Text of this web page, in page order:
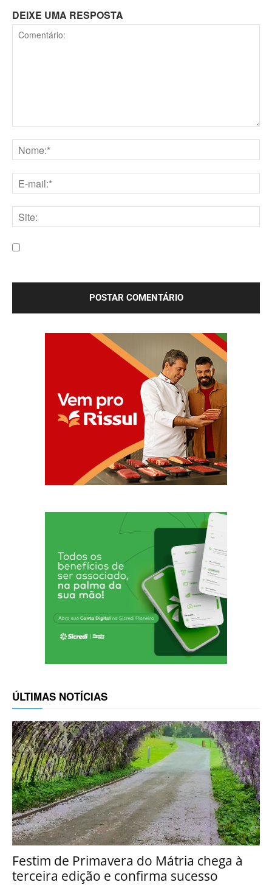
DEIXE UMA RESPOSTA
mail:*
ÚLTIMAS NOTÍCIAS
Festim de Primavera do Mátria chega à
terceira edição e confirma sucesso